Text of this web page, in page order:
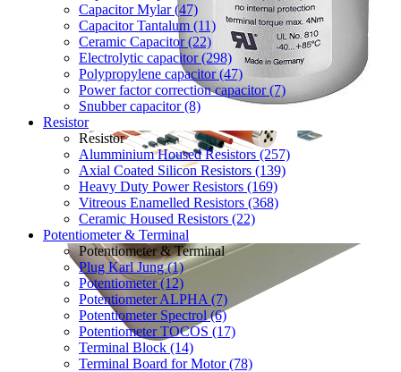
Capacitor Mylar (47)
Capacitor Tantalum (11)
Ceramic Capacitor (22)
Electrolytic capacitor (298)
Polypropylene capacitor (47)
Power factor correction capacitor (7)
Snubber capacitor (8)
Resistor
Resistor
Alumminium Housed Resistors (257)
Axial Coated Silicon Resistors (139)
Heavy Duty Power Resistors (169)
Vitreous Enamelled Resistors (368)
Ceramic Housed Resistors (22)
Potentiometer & Terminal
Potentiometer & Terminal
Plug Karl Jung (1)
Potentiometer (12)
Potentiometer ALPHA (7)
Potentiometer Spectrol (6)
Potentiometer TOCOS (17)
Terminal Block (14)
Terminal Board for Motor (78)